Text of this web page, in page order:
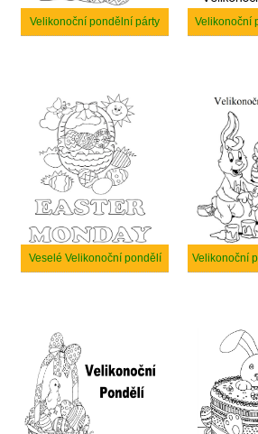
Velikonoční pondělní párty Velikonoční
Veselé Velikonoční pondělí